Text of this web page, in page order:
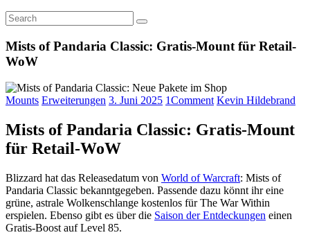
Mists of Pandaria Classic: Gratis-Mount für Retail-
WoW
Mounts Erweiterungen 3. Juni 2025 1Comment Kevin Hildebrand
Mists of Pandaria Classic: Gratis-Mount
für Retail-WoW
Blizzard hat das Releasedatum von World of Warcraft: Mists of
Pandaria Classic bekanntgegeben. Passende dazu könnt ihr eine
grüne, astrale Wolkenschlange kostenlos für The War Within
erspielen. Ebenso gibt es über die Saison der Entdeckungen einen
Gratis-Boost auf Level 85.